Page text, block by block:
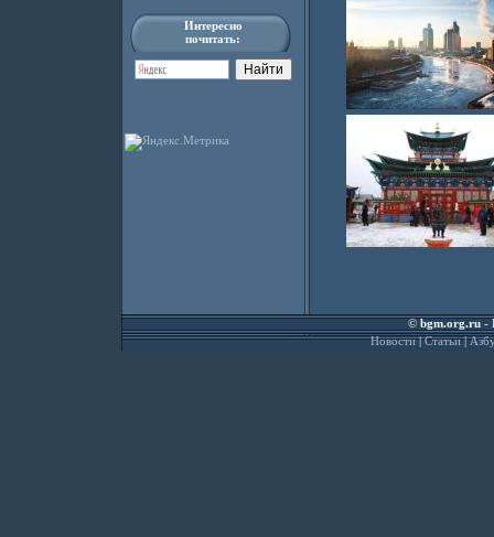
Интересно
почитать:
©bgm.org.ru-
Новости|Статьи|